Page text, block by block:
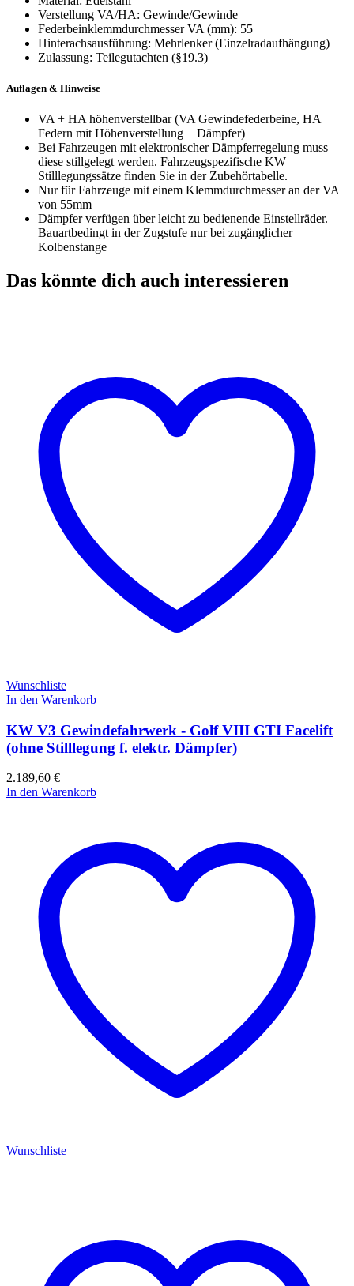
Verstellung VA/HA: Gewinde/Gewinde
Federbeinklemmdurchmesser VA (mm): 55
Hinterachsausführung: Mehrlenker (Einzelradaufhängung)
Zulassung: Teilegutachten (§19.3)
Auflagen & Hinweise
VA + HA höhenverstellbar (VA Gewindefederbeine, HA
Federn mit Höhenverstellung + Dämpfer)
Bei Fahrzeugen mit elektronischer Dämpferregelung muss
diese stillgelegt werden. Fahrzeugspezifische KW
Stilllegungssätze finden Sie in der Zubehörtabelle.
Nur für Fahrzeuge mit einem Klemmdurchmesser an der VA
von 55mm
Dämpfer verfügen über leicht zu bedienende Einstellräder.
Bauartbedingt in der Zugstufe nur bei zugänglicher
Kolbenstange
Das könnte dich auch interessieren
Wunschliste
In den Warenkorb
KW V3 Gewindefahrwerk - Golf VIII GTI Facelift
(ohne Stilllegung f. elektr. Dämpfer)
2.189,60 €
In den Warenkorb
Wunschliste